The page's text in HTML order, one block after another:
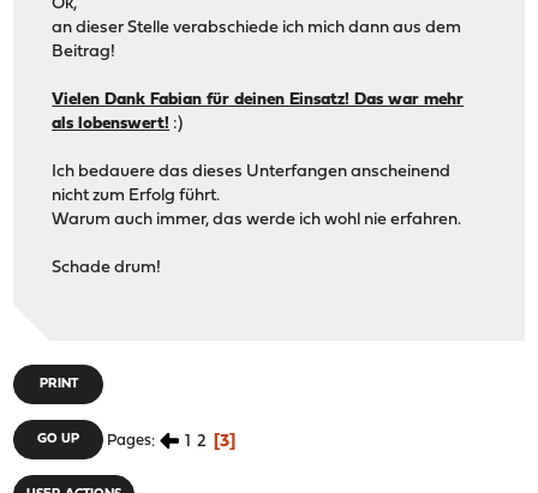
Ok,
an dieser Stelle verabschiede ich mich dann aus dem
Beitrag!
Vielen Dank Fabian für deinen Einsatz! Das war mehr
als lobenswert! :)
Ich bedauere das dieses Unterfangen anscheinend
nicht zum Erfolg führt.
Warum auch immer, das werde ich wohl nie erfahren.
Schade drum!
PRINT
GO UP Pages 1 2 3